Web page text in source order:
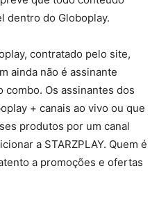
dentro do Globoplay.
contratado pelo site,
ainda não é assinante
combo. Os assinantes dos
+ canais ao vivo ou que
produtos por um canal
a STARZPLAY. Quem é
a promoções e ofertas